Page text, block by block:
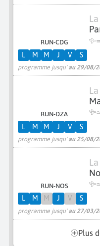
RUN-CDG
programme jusqu'au 29/08/
L M M J V S
RUN-DZA
programme jusqu'au 25/08/
L M M J V S
RUN-NOS
programme jusqu'au 27/03/
L M M J V S
Plus